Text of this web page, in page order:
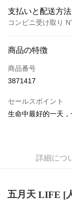
支払いと配送方法
コンビニ受け取り
クレジットカード1
コンビニ店頭代金引
Apple Pay
商品の特徴
商品番号
3871417
セールスポイント
生命中最好的一天
詳細につ
五月天LIFE [